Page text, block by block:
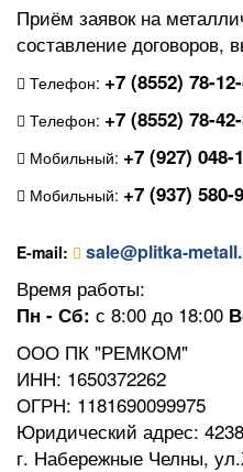
Приём заявок на
составление договоров,
Телефон: +7 (8552) 78-
Телефон: +7 (8552) 78-
Мобильный: +7 (927) 048-
Мобильный: +7 (937) 580-
E-mail: sale@plitka-
Время работы:
Пн - Сб: с 8:00 до 18:00
ООО ПК "РЕМКОМ"
ИНН: 1650372262
ОГРН: 1181690099975
Юридический адрес:
г. Набережные Челны,